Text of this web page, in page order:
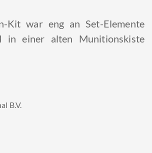
Kit war eng an Set-Elemente
in einer alten Munitionskiste
B.V.